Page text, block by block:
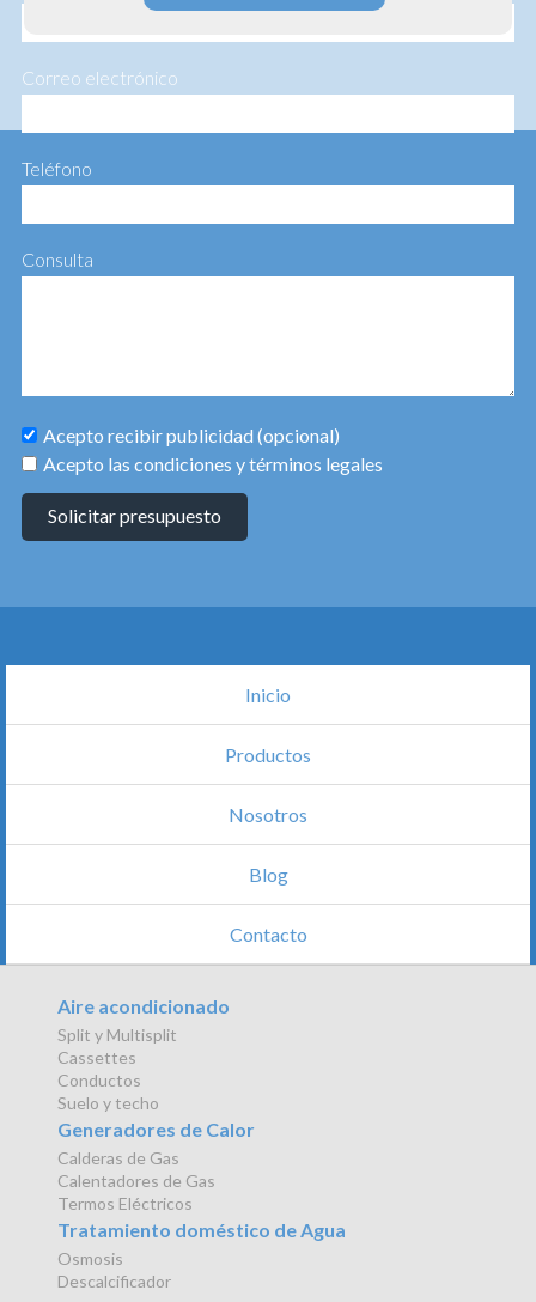
Correo electrónico
Teléfono
Consulta
Acepto recibir publicidad (opcional)
Acepto las condiciones y términos legales
Solicitar presupuesto
Inicio
Productos
Nosotros
Blog
Contacto
Aire acondicionado
Split y Multisplit
Cassettes
Conductos
Suelo y techo
Generadores de Calor
Calderas de Gas
Calentadores de Gas
Termos Eléctricos
Tratamiento doméstico de Agua
Osmosis
Descalcificador